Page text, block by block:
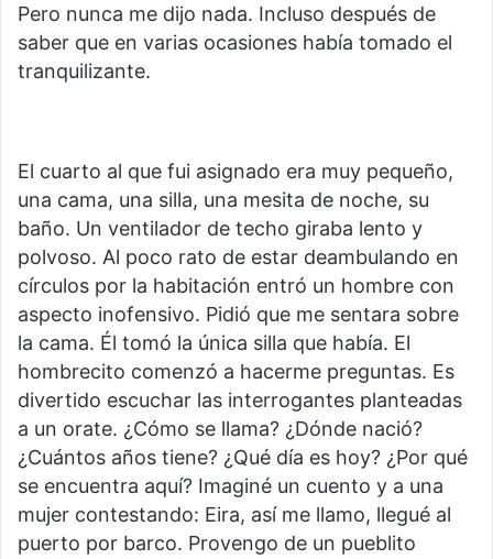
Pero nunca me dijo nada. Incluso después de
saber que en varias ocasiones había tomado el
tranquilizante.
El cuarto al que fui asignado era muy pequeño,
una cama, una silla, una mesita de noche, su
baño. Un ventilador de techo giraba lento y
polvoso. Al poco rato de estar deambulando en
círculos por la habitación entró un hombre con
aspecto inofensivo. Pidió que me sentara sobre
la cama. Él tomó la única silla que había. El
hombrecito comenzó a hacerme preguntas. Es
divertido escuchar las interrogantes planteadas
a un orate. ¿Cómo se llama? ¿Dónde nació?
¿Cuántos años tiene? ¿Qué día es hoy? ¿Por qué
se encuentra aquí? Imaginé un cuento y a una
mujer contestando: Eira, así me llamo, llegué al
puerto por barco. Provengo de un pueblito